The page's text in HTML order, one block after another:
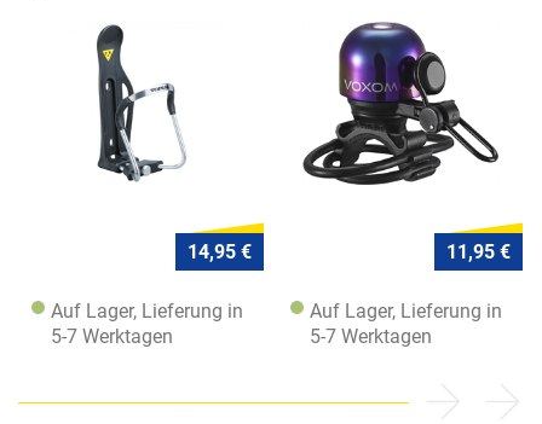
14,95 €
Auf Lager, Lieferung in
5-7 Werktagen
11,95 €
Auf Lager, Lieferung in
5-7 Werktagen